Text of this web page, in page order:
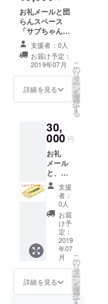
と思っ
て買っ
ていた
だける
センス
のある
商品を
全国初
のセレ
ショッ
プで
す。
（http://
majerc
a.com
）
500円）
として
お使い
いただ
けま
す。 使
2019年
7月15日
日
お礼メールと団
らんスペース
「サブちゃん
ち」の壁に、サ
ポーターとして
お名前を掲示い
たします。 ※支
援時、必ず備考
欄にご希望のお
CAMPFIREの
ユーザー名を掲
載いたします。
ご了承くださ
支援者：0人
お届け予定：
2019年07月
詳細を見る
こ
の
リ
タ
ー
ン
を
選
択
す
る
30,
000 円
お礼
メール
と、
「たか
サブ
クーポ
ン」
15,000
円分 ※
たかサ
ブクー
ポン
は、
「いそ
の家」
支援
者：
0人
お届
け予
定：
2019
年07
月
詳細を見る
こ
の
リ
タ
ー
ン
を
選
択
す